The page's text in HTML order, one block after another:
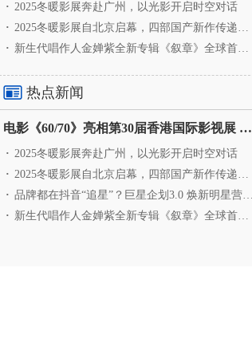
· 2025冬暖影展奔赴广州，以光影开启时空对话
· 2025冬暖影展自北京启幕，四部国产新作传递银幕温情
· 新生代唱作人金婵紫全新专辑《叙章》全球首发，颠覆
热点新闻
电影《60/70》亮相第30届香港国际影视展 冲刺戛纳备
· 2025冬暖影展奔赴广州，以光影开启时空对话
· 2025冬暖影展自北京启幕，四部国产新作传递银幕温情
· 品牌都在抖音“追星”？巨星企划3.0 焕新明星营销，让
· 新生代唱作人金婵紫全新专辑《叙章》全球首发，颠覆